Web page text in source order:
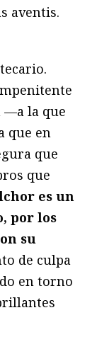
aventis.
—a la que
que en
que
que
es un
por los
su
de culpa
en torno